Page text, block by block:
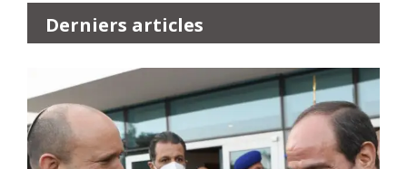
Derniers articles